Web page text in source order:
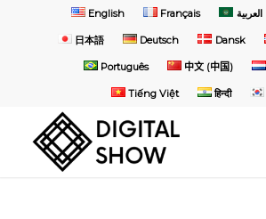
English Français العربية
日本語 Deutsch Dansk
Português 中文 (中国)
Tiếng Việt हिन्दी